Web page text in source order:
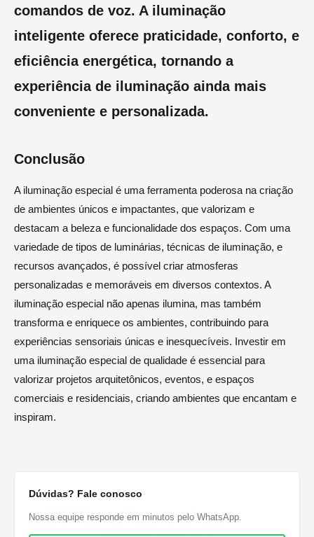
comandos de voz. A iluminação
inteligente oferece praticidade, conforto, e
eficiência energética, tornando a
experiência de iluminação ainda mais
conveniente e personalizada.
Conclusão
A iluminação especial é uma ferramenta poderosa na criação
de ambientes únicos e impactantes, que valorizam e
destacam a beleza e funcionalidade dos espaços. Com uma
variedade de tipos de luminárias, técnicas de iluminação, e
recursos avançados, é possível criar atmosferas
personalizadas e memoráveis em diversos contextos. A
iluminação especial não apenas ilumina, mas também
transforma e enriquece os ambientes, contribuindo para
experiências sensoriais únicas e inesquecíveis. Investir em
uma iluminação especial de qualidade é essencial para
valorizar projetos arquitetônicos, eventos, e espaços
comerciais e residenciais, criando ambientes que encantam e
inspiram.
Dúvidas? Fale conosco
Nossa equipe responde em minutos pelo WhatsApp.